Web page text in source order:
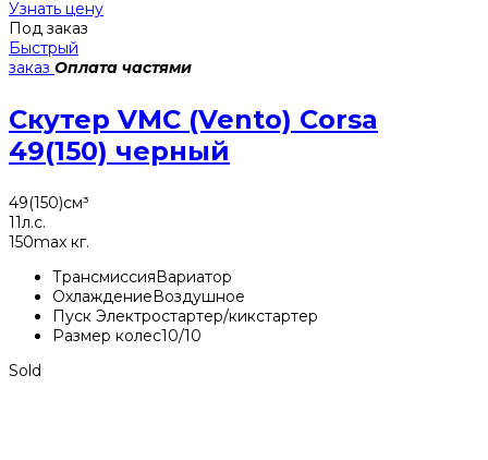
Узнать цену
Под заказ
Быстрый
заказ Оплата частями
Скутер VMC (Vento) Corsa
49(150) черный
49(150)см³
11л.с.
150max кг.
ТрансмиссияВариатор
ОхлаждениеВоздушное
Пуск Электростартер/кикстартер
Размер колес10/10
Sold